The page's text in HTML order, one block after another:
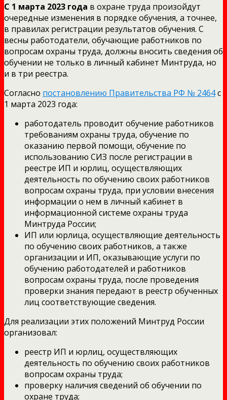
С 1 марта 2023 года в охране труда произойдут
очередные изменения в порядке обучения, а точнее,
в правилах регистрации результатов обучения. С
весны работодатели, обучающие работников по
вопросам охраны труда, должны вносить сведения об
обучении не только в личный кабинет Минтруда, но
и в три реестра.
Согласно постановлению Правительства РФ № 2464с
1 марта 2023 года:
работодатель проводит обучение работников
требованиям охраны труда, обучение по
оказанию первой помощи, обучение по
использованию СИЗ после регистрации в
реестре ИП и юрлиц, осуществляющих
деятельность по обучению своих работников
вопросам охраны труда, при условии внесения
информации о нем в личный кабинет в
информационной системе охраны труда
Минтруда России;
ИП или юрлица, осуществляющие деятельность
по обучению своих работников, а также
организации и ИП, оказывающие услуги по
обучению работодателей и работников
вопросам охраны труда, после проведения
проверки знания передают в реестр обученных
лиц соответствующие сведения.
Для реализации этих положений Минтруд России
организовал:
реестр ИП и юрлиц, осуществляющих
деятельность по обучению своих работников
вопросам охраны труда;
проверку наличия сведений об обучении по
охране труда;